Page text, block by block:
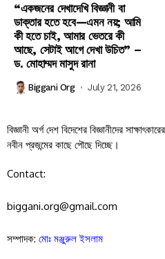
“একজনের দেখাদেখি বিজ্ঞানী বা
ডাক্তার হতে হবে—এমন নয়; আমি
কী হতে চাই, আমার ভেতরে কী
আছে, সেটাই আগে দেখা উচিত” –
ড. মোহাম্মদ মাসুদ রানা
Biggani Org July 21, 2026
বিজ্ঞানী অর্গ দেশ বিদেশের বিজ্ঞানীদের
নবীন প্রজন্মের কাছে পৌছে দিচ্ছে।
Contact:
biggani.org@gmail.com
সম্পাদক: মোঃ মঞ্জুরুল ইসলাম